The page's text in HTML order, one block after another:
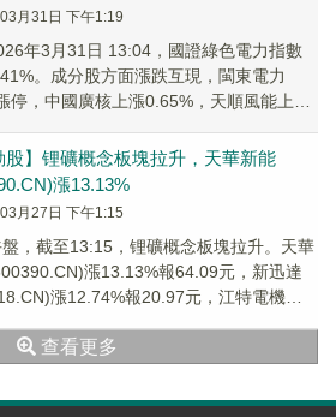
月31日 下午1:19
年3月31日 13:04，國證綠色電力指數
。成分股方面漲跌互現，閩東電力
停，中國廣核上漲0.65%，天順風能上漲
股】锂礦概念板塊拉升，天華新能
漲13.13%
月27日 下午1:15
，截至13:15，锂礦概念板塊拉升。天華
漲13.13%報64.09元，新迅達
漲12.74%報20.97元，江特電機
查看更多